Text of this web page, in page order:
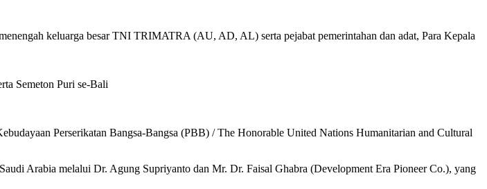
keluarga besar TNI TRIMATRA (AU, AD, AL) serta pejabat pemerintahan dan adat, Para Kepala
Semeton Puri se-Bali
Perserikatan Bangsa-Bangsa (PBB) / The Honorable United Nations Humanitarian and Cultural
Arabia melalui Dr. Agung Supriyanto dan Mr. Dr. Faisal Ghabra (Development Era Pioneer Co.), yang